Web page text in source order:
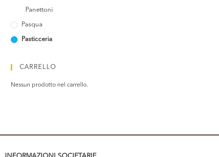
Panettoni
Pasqua
Pasticceria
CARRELLO
Nessun prodotto nel carrello.